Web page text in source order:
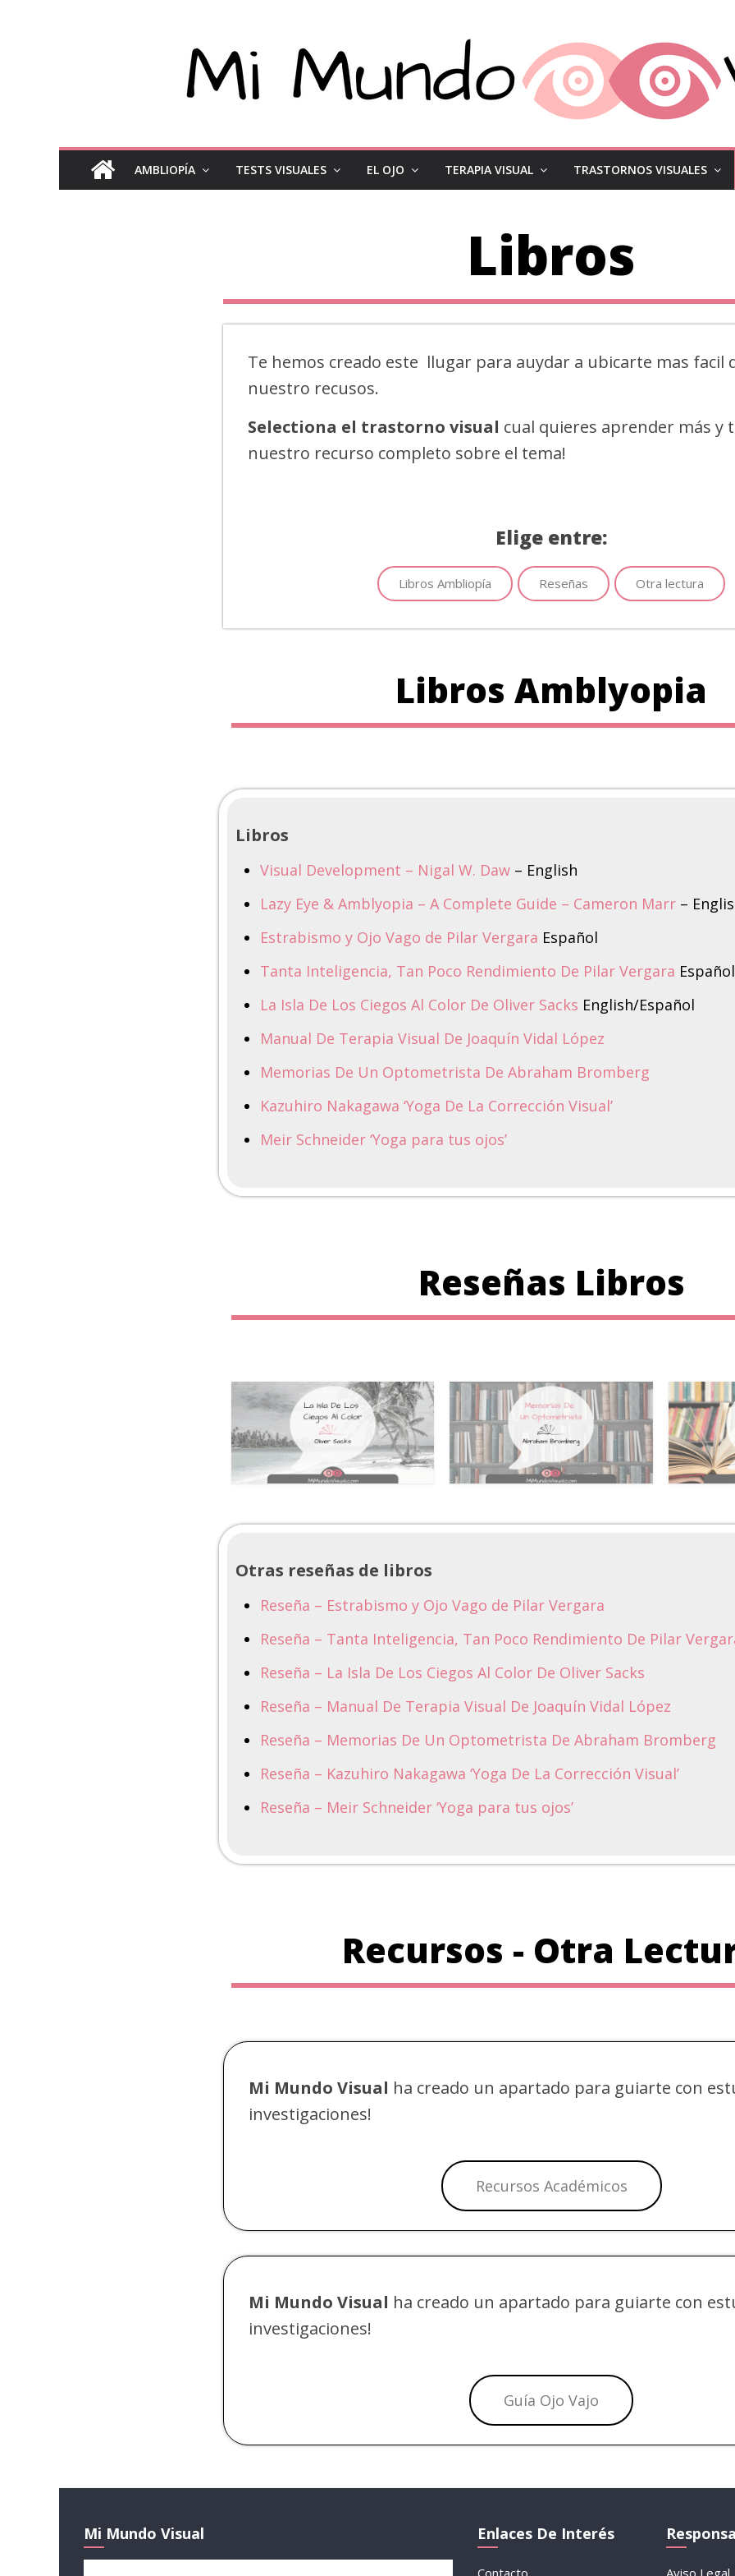
AMBLIOPÍA TESTS VISUALES EL OJO TERAPIA VISUAL TRASTORNOS VISUALES
Libros
Te hemos creado este llugar para auydar a ubicarte mas facil
nuestro recusos.
Selectiona el trastorno visual cual quieres aprender más y
nuestro recurso completo sobre el tema!
Elige entre:
Libros Ambliopía Reseñas Otra lectura
Libros Amblyopia
Libros
Visual Development – Nigal W. Daw – English
Lazy Eye & Amblyopia – A Complete Guide – Cameron Marr –
Estrabismo y Ojo Vago de Pilar Vergara Español
Tanta Inteligencia, Tan Poco Rendimiento De Pilar Vergara Español
La Isla De Los Ciegos Al Color De Oliver Sacks English/Español
Manual De Terapia Visual De Joaquín Vidal López
Memorias De Un Optometrista De Abraham Bromberg
Kazuhiro Nakagawa ‘Yoga De La Corrección Visual’
Meir Schneider ‘Yoga para tus ojos’
Reseñas Libros
Otras reseñas de libros
Reseña – Estrabismo y Ojo Vago de Pilar Vergara
Reseña – Tanta Inteligencia, Tan Poco Rendimiento De Pilar
Reseña – La Isla De Los Ciegos Al Color De Oliver Sacks
Reseña – Manual De Terapia Visual De Joaquín Vidal López
Reseña – Memorias De Un Optometrista De Abraham Bromberg
Reseña – Kazuhiro Nakagawa ‘Yoga De La Corrección Visual’
Reseña – Meir Schneider ‘Yoga para tus ojos’
Recursos - Otra
Mi Mundo Visual ha creado un apartado para guiarte con
investigaciones!
Recursos Académicos
Mi Mundo Visual ha creado un apartado para guiarte con
investigaciones!
Guía Ojo Vajo
Mi Mundo Visual Enlaces De Interés